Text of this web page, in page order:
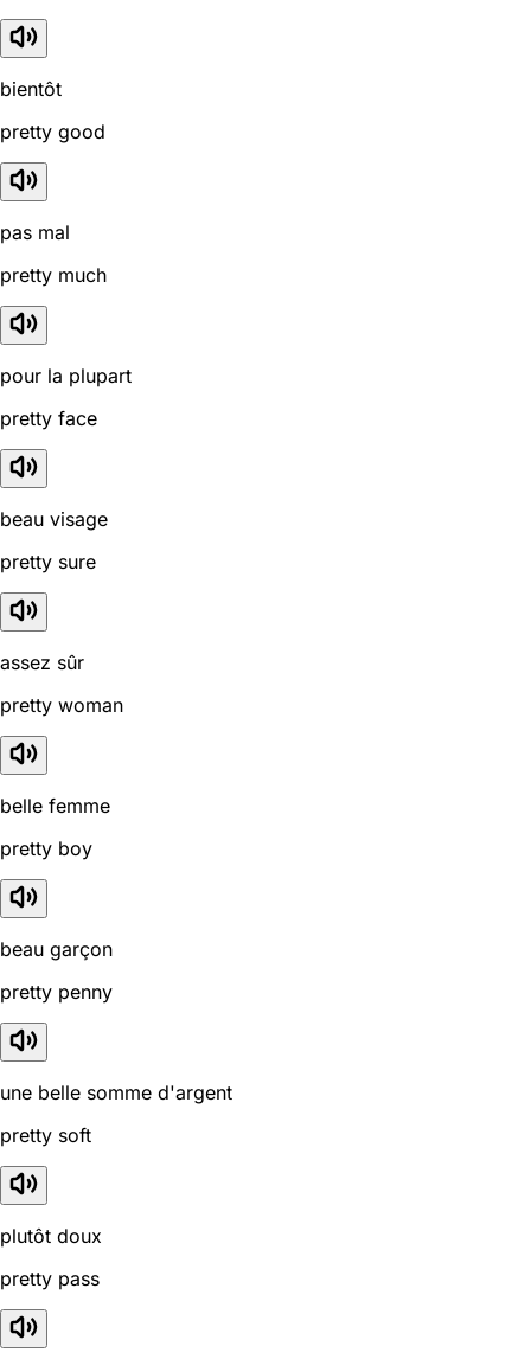
bientôt
pretty good
pas mal
pretty much
pour la plupart
pretty face
beau visage
pretty sure
assez sûr
pretty woman
belle femme
pretty boy
beau garçon
pretty penny
une belle somme d'argent
pretty soft
plutôt doux
pretty pass